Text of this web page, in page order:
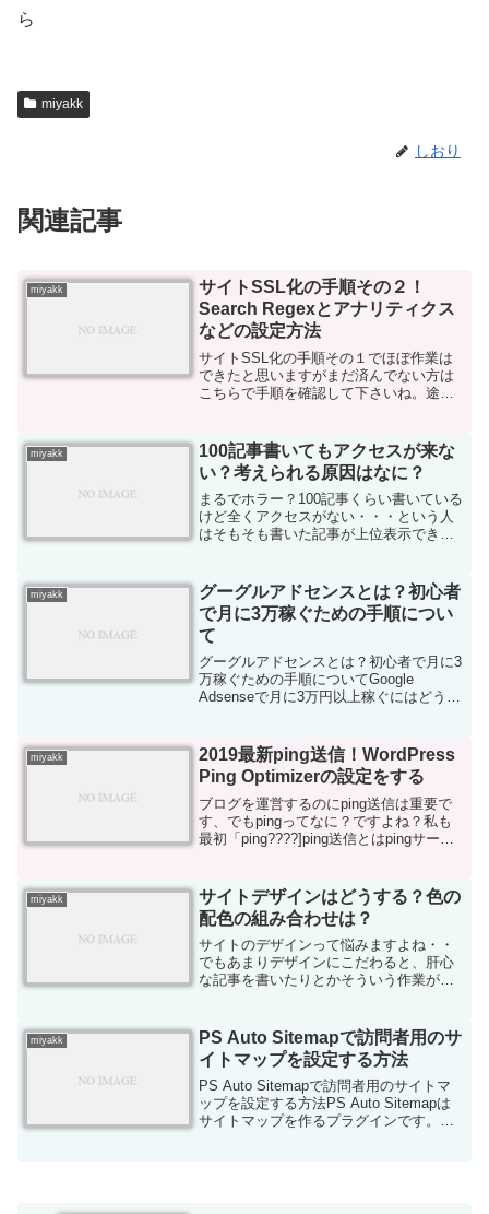
ら
miyakk
しおり
関連記事
miyakk
サイトSSL化の手順その２！
Search Regexとアナリティクス
などの設定方法
サイトSSL化の手順その１でほぼ作業は
できたと思いますがまだ済んでない方は
こちらで手順を確認して下さいね。途中
httpsに変えた手順について1.まずデー...
miyakk
100記事書いてもアクセスが来な
い？考えられる原因はなに？
まるでホラー？100記事くらい書いている
けど全くアクセスがない・・・という人
はそもそも書いた記事が上位表示できて
に？記事数もあるのに、きちんとしたコ
ンテンツが入ってい...
miyakk
グーグルアドセンスとは？初心者
で月に3万稼ぐための手順につい
て
グーグルアドセンスとは？初心者で月に3
万稼ぐための手順についてGoogle
Adsenseで月に3万円以上稼ぐにはどうし
アフィリエイトが一番稼ぎやすいです私
もこの...
miyakk
2019最新ping送信！WordPress
Ping Optimizerの設定をする
ブログを運営するのにping送信は重要で
す、でもpingってなに？ですよね？私も
最初「ping????]ping送信とはpingサーバ
れる役割もあるので重要だと言われて...
miyakk
サイトデザインはどうする？色の
配色の組み合わせは？
サイトのデザインって悩みますよね・・
でもあまりデザインにこだわると、肝心
な記事を書いたりとかそういう作業がで
レートのデフォルトのままでも大丈夫で
す。色の設定だけ最初にし...
miyakk
PS Auto Sitemapで訪問者用のサ
イトマップを設定する方法
PS Auto Sitemapで訪問者用のサイトマ
ップを設定する方法PS Auto Sitemapは
サイトマップを作るプラグインです。